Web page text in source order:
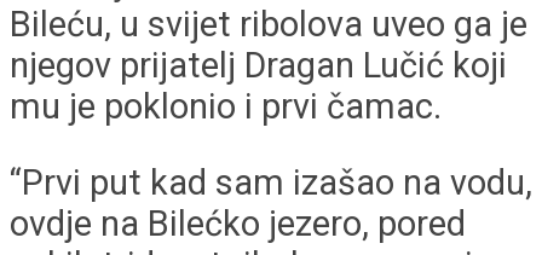
Bileću, u svijet ribolova uveo ga je
njegov prijatelj Dragan Lučić koji
mu je poklonio i prvi čamac.
“Prvi put kad sam izašao na vodu,
ovdje na Bilećko jezero, pored